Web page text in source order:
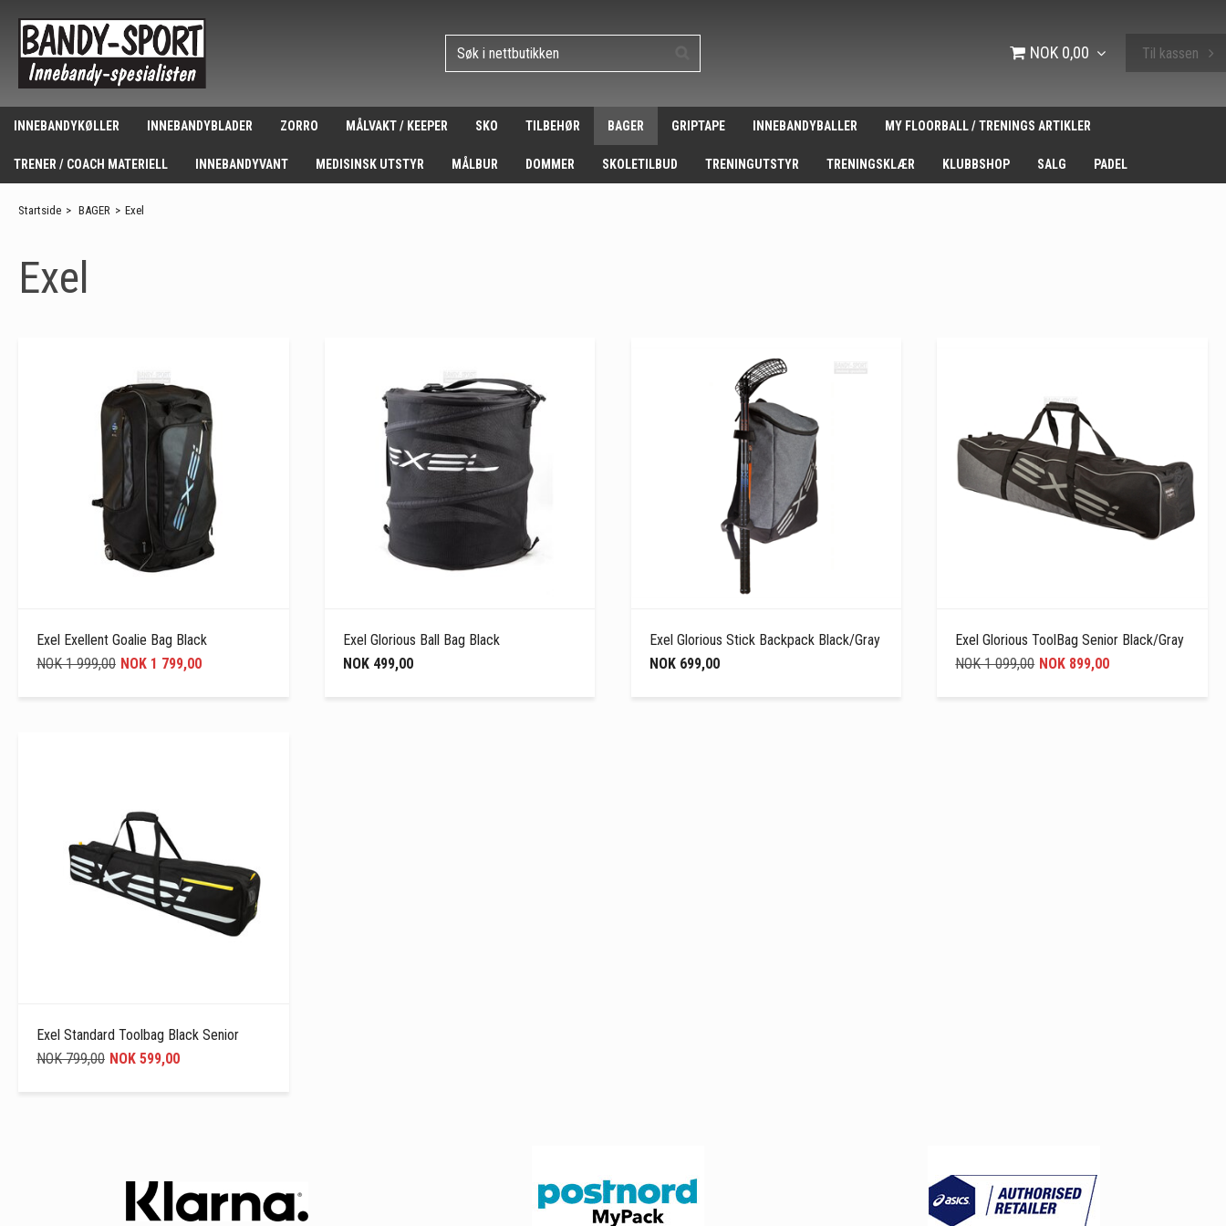
NOK 0,00 Til kassen
INNEBANDYKØLLER INNEBANDYBLADER ZORRO MÅLVAKT / KEEPER SKO TILBEHØR BAGER GRIPTAPE INNEBANDYBALLER MY FLOORBALL / TRENINGS ARTIKLER
TRENER / COACH MATERIELL INNEBANDYVANT MEDISINSK UTSTYR MÅLBUR DOMMER SKOLETILBUD TRENINGUTSTYR TRENINGSKLÆR KLUBBSHOP SALG PADEL
Startside > BAGER > Exel
Exel
Exel Exellent Goalie Bag Black
NOK 1 799,00
NOK 1 999,00
Exel Glorious Ball Bag Black
NOK 499,00
Exel Glorious Stick Backpack Black/Gray
NOK 699,00
Exel Glorious ToolBag Senior Black/Gray
NOK 899,00
NOK 1 099,00
Exel Standard Toolbag Black Senior
NOK 599,00
NOK 799,00